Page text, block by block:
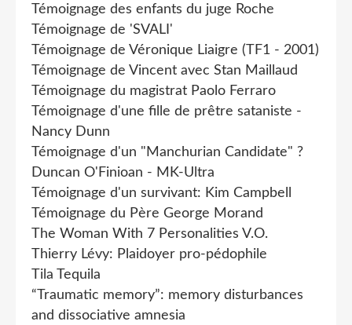
Témoignage des enfants du juge Roche
Témoignage de 'SVALI'
Témoignage de Véronique Liaigre (TF1 - 2001)
Témoignage de Vincent avec Stan Maillaud
Témoignage du magistrat Paolo Ferraro
Témoignage d'une fille de prêtre sataniste -
Nancy Dunn
Témoignage d'un "Manchurian Candidate" ?
Duncan O'Finioan - MK-Ultra
Témoignage d'un survivant: Kim Campbell
Témoignage du Père George Morand
The Woman With 7 Personalities V.O.
Thierry Lévy: Plaidoyer pro-pédophile
Tila Tequila
“Traumatic memory”: memory disturbances
and dissociative amnesia